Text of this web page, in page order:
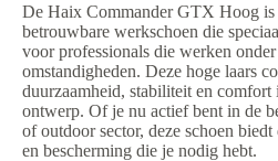
De Haix Commander GTX Hoog is
betrouwbare werkschoen die
voor professionals die werken
omstandigheden. Deze hoge laars
duurzaamheid, stabiliteit en comfort
ontwerp. Of je nu actief bent in de
of outdoor sector, deze schoen
en bescherming die je nodig hebt.